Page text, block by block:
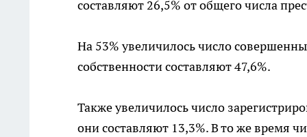
составляют 26,5% от общего числа
На 53% увеличилось число
собственности составляют 47,6%.
Также увеличилось число
они составляют 13,3%. В то же время